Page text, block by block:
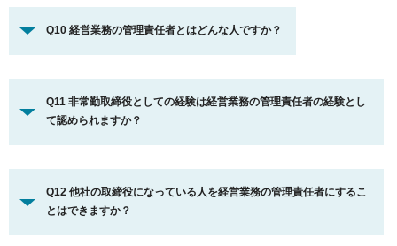
Q10 経営業務の管理責任者とはどんな人ですか？
Q11 非常勤取締役としての経験は経営業務の管理責任者の経験とし
て認められますか？
Q12 他社の取締役になっている人を経営業務の管理責任者にするこ
とはできますか？